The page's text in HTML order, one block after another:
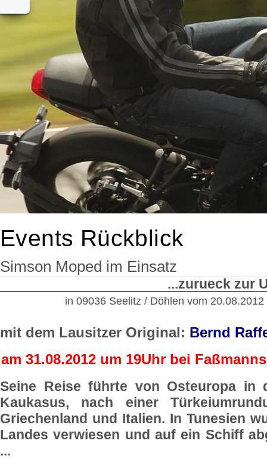
Events Rückblick
Simson Moped im Einsatz
...zurueck zur
in 09036 Seelitz / Döhlen vom 20.08.2012
mit dem Lausitzer Original: Bernd
am 31.08.2012 um 19Uhr bei
Seine Reise führte von Osteuropa in
Kaukasus, nach einer
Griechenland und Italien. In Tunesien
Landes verwiesen und auf ein Schiff
...